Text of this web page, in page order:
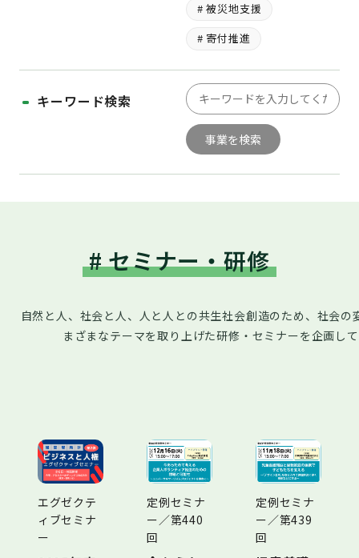
# 被災地支援
# 寄付推進
キーワード検索
# セミナー・研修
自然と人、社会と人、人と人との共生社会創造のため、社会の
まざまなテーマを取り上げた研修・セミナーを企画し
エグゼクテ
ィブセミナ
ー
定例セミナ
ー／第440
回
定例セミナ
ー／第439
回